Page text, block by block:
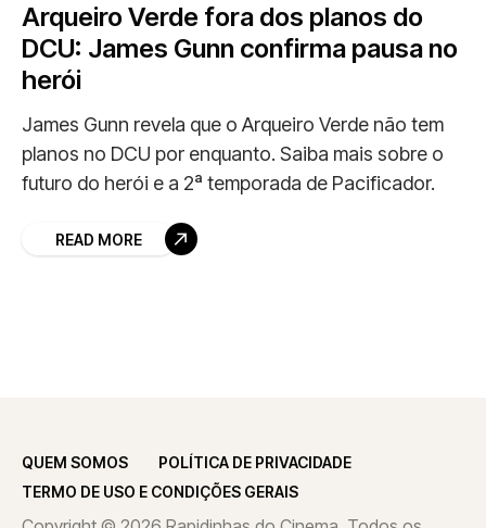
Arqueiro Verde fora dos planos do
DCU: James Gunn confirma pausa no
herói
James Gunn revela que o Arqueiro Verde não tem
planos no DCU por enquanto. Saiba mais sobre o
futuro do herói e a 2ª temporada de Pacificador.
READ MORE
QUEM SOMOS
POLÍTICA DE PRIVACIDADE
TERMO DE USO E CONDIÇÕES GERAIS